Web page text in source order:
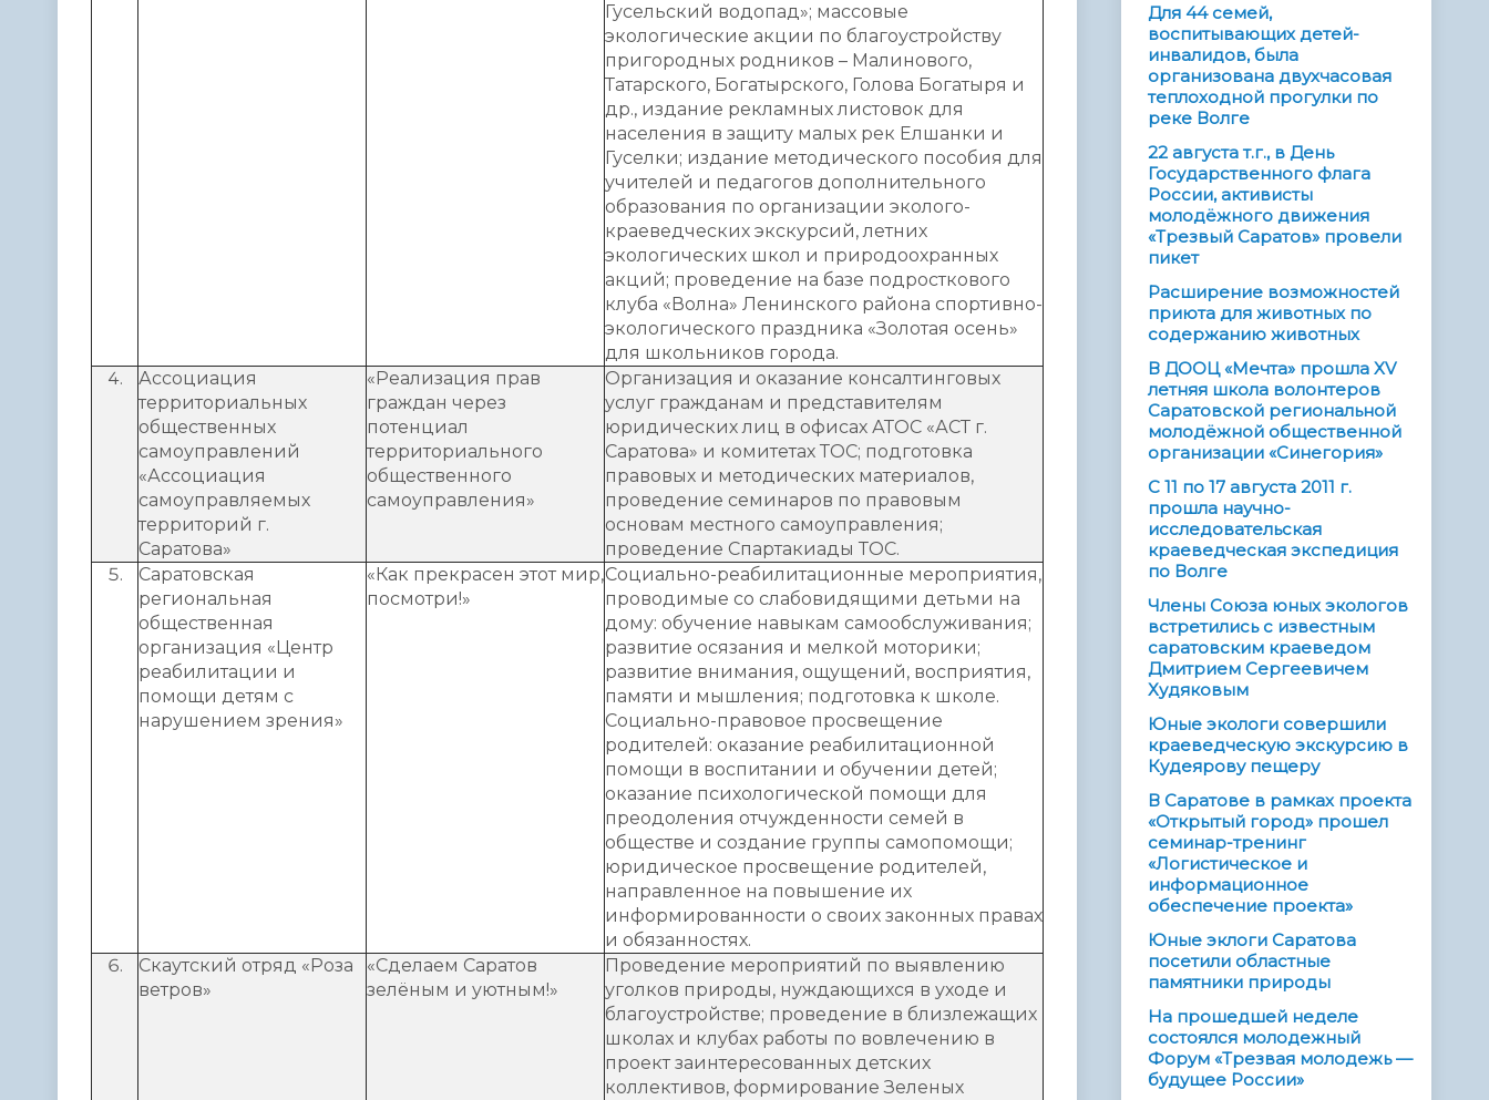
Гусельский водопад»; массовые
экологические акции по благоустройству
пригородных родников – Малинового,
Татарского, Богатырского, Голова Богатыря и
др., издание рекламных листовок для
населения в защиту малых рек Елшанки и
Гуселки; издание методического пособия для
учителей и педагогов дополнительного
образования по организации эколого-
краеведческих экскурсий, летних
экологических школ и природоохранных
акций; проведение на базе подросткового
клуба «Волна» Ленинского района спортивно-
экологического праздника «Золотая осень»
для школьников города.
Ассоциация
территориальных
общественных
самоуправлений
«Ассоциация
самоуправляемых
территорий г.
Саратова»
«Реализация прав
граждан через
потенциал
территориального
общественного
самоуправления»
Организация и оказание консалтинговых
услуг гражданам и представителям
юридических лиц в офисах АТОС «АСТ г.
Саратова» и комитетах ТОС; подготовка
правовых и методических материалов,
проведение семинаров по правовым
основам местного самоуправления;
проведение Спартакиады ТОС.
Саратовская
региональная
общественная
организация «Центр
реабилитации и
помощи детям с
нарушением зрения»
«Как прекрасен этот мир,
посмотри!»
Социально-реабилитационные мероприятия,
проводимые со слабовидящими детьми на
дому: обучение навыкам самообслуживания;
развитие осязания и мелкой моторики;
развитие внимания, ощущений, восприятия,
памяти и мышления; подготовка к школе.
Социально-правовое просвещение
родителей: оказание реабилитационной
помощи в воспитании и обучении детей;
оказание психологической помощи для
преодоления отчужденности семей в
обществе и создание группы самопомощи;
юридическое просвещение родителей,
направленное на повышение их
информированности о своих законных правах
и обязанностях.
Скаутский отряд «Роза
ветров»
«Сделаем Саратов
зелёным и уютным!»
Проведение мероприятий по выявлению
уголков природы, нуждающихся в уходе и
благоустройстве; проведение в близлежащих
школах и клубах работы по вовлечению в
проект заинтересованных детских
коллективов, формирование Зеленых
Для 44 семей,
воспитывающих детей-
инвалидов, была
организована двухчасовая
теплоходной прогулки по
реке Волге
22 августа т.г., в День
Государственного флага
России, активисты
молодёжного движения
«Трезвый Саратов» провели
пикет
Расширение возможностей
приюта для животных по
содержанию животных
В ДООЦ «Мечта» прошла XV
летняя школа волонтеров
Саратовской региональной
молодёжной общественной
организации «Синегория»
С 11 по 17 августа 2011 г.
прошла научно-
исследовательская
краеведческая экспедиция
по Волге
Члены Союза юных экологов
встретились с известным
саратовским краеведом
Дмитрием Сергеевичем
Худяковым
Юные экологи совершили
краеведческую экскурсию в
Кудеярову пещеру
В Саратове в рамках проекта
«Открытый город» прошел
семинар-тренинг
«Логистическое и
информационное
обеспечение проекта»
Юные эклоги Саратова
посетили областные
памятники природы
На прошедшей неделе
состоялся молодежный
Форум «Трезвая молодежь —
будущее России»